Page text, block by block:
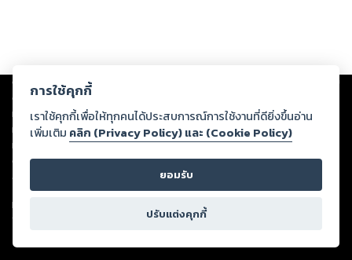
Copyright © 2026
ต่อผลงานหรือเนื้อหาใดที่อัปโหลดผ่านเว็บไซต์และปรากฏว่าละเมิดสิทธิใน
ทรัพย์สินทางปัญญาของบุคคลอื่นหรือขัดต่อกฎหมายและศีลธรรม ดังนั้น ผู้อ่าน
ทุกท่านโปรดใช้วิจารณญาณในการกลั่นกรองด้วยตนเอง และหากท่านพบว่าส่วน
หนึ่งส่วนใดขัดต่อกฎหมายและศีลธรรม กรุณาแจ้งมายังบริษัท เพื่อทีมงานจะได้
ดำเนินการในทันที ทั้งนี้ ทางสตอรี่ล็อกขอสงวนลิขสิทธิ์ตามพระราชบัญญัติ
ลิขสิทธิ์ พ.ศ. 2537 (ฉบับล่าสุด)
For support: member@ookbee.com
Version
การใช้คุกกี้
เราใช้คุกกี้เพื่อให้ทุกคนได้ประสบการณ์การใช้งานที่ดียิ่งขึ้นอ่าน
เพิ่มเติม คลิก (Privacy Policy) และ (Cookie Policy)
ยอมรับ
ปรับแต่งคุกกี้